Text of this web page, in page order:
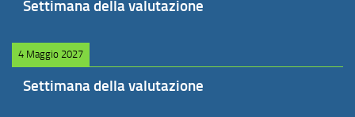
Settimana della valutazione
4 Maggio 2027
Settimana della valutazione